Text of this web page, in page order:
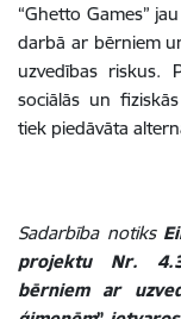
“Ghetto Games”
darbā ar bērniem
uzvedības riskus.
sociālās un
tiek piedāvāta
Sadarbība notiks
projektu Nr.
bērniem ar